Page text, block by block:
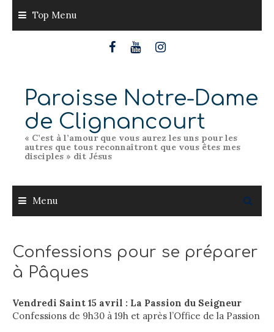
content
Top Menu
Paroisse Notre-Dame
de Clignancourt
« C’est à l’amour que vous aurez les uns pour les
autres que tous reconnaîtront que vous êtes mes
disciples » dit Jésus
Menu
Confessions pour se préparer
à Pâques
Vendredi Saint 15 avril : La Passion du Seigneur
Confessions de 9h30 à 19h et après l’Office de la Passion